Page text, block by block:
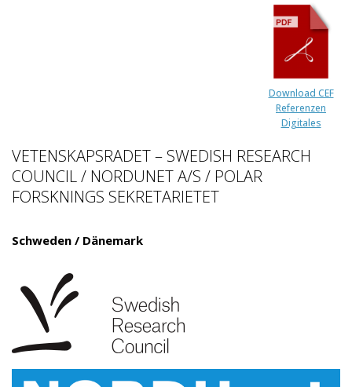
Download CEF
Referenzen
Digitales
VETENSKAPSRADET – SWEDISH RESEARCH
COUNCIL / NORDUNET A/S / POLAR
FORSKNINGS SEKRETARIETET
Schweden / Dänemark